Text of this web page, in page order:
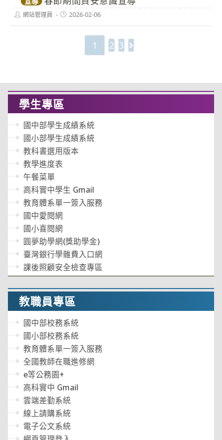
Post網站管理員
Post2026-02-06
1 2 3 Go to the next page
學生專區
國中部學生成績系統
國小部學生成績系統
教科書選用版本
教學進度表
午餐菜單
高科實中學生 Gmail
教育體系單一簽入服務
國中愛閱網
國小喜閱網
圓夢助學網(獎助學金)
臺灣銀行學雜費入口網
課後照顧安全檢查專區
教職員專區
國中部校務系統
國小部校務系統
教育體系單一簽入服務
全國教師在職進修網
e等公務園+
高科實中 Gmail
雲端差勤系統
線上請購系統
電子公文系統